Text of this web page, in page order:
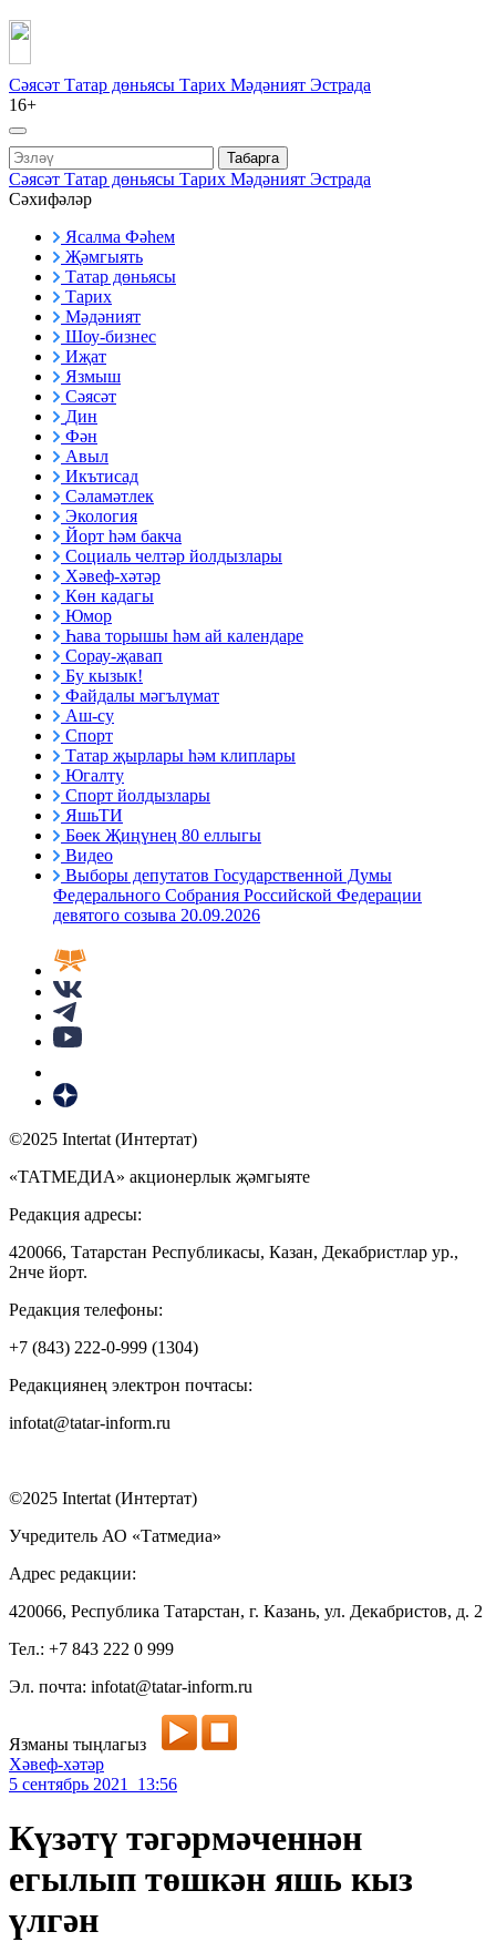
Сәясәт Татар дөньясы Тарих Мәдәният Эстрада
16+
Табарга
Сәясәт Татар дөньясы Тарих Мәдәният Эстрада
Сәхифәләр
Ясалма Фәһем
Җәмгыять
Татар дөньясы
Тарих
Мәдәният
Шоу-бизнес
Иҗат
Язмыш
Сәясәт
Дин
Фән
Авыл
Икътисад
Сәламәтлек
Экология
Йорт һәм бакча
Социаль челтәр йолдызлары
Хәвеф-хәтәр
Көн кадагы
Юмор
Һава торышы һәм ай календаре
Сорау-җавап
Бу кызык!
Файдалы мәгълүмат
Аш-су
Спорт
Татар җырлары һәм клиплары
Югалту
Спорт йолдызлары
ЯшьТИ
Бөек Җиңүнең 80 еллыгы
Видео
Выборы депутатов Государственной Думы
Федерального Собрания Российской Федерации
девятого созыва 20.09.2026
©2025 Intertat (Интертат)
«ТАТМЕДИА» акционерлык җәмгыяте
Редакция адресы:
420066, Татарстан Республикасы, Казан, Декабристлар ур.,
2нче йорт.
Редакция телефоны:
+7 (843) 222-0-999 (1304)
Редакциянең электрон почтасы:
infotat@tatar-inform.ru
©2025 Intertat (Интертат)
Учредитель АО «Татмедиа»
Адрес редакции:
420066, Республика Татарстан, г. Казань, ул. Декабристов, д. 2
Тел.: +7 843 222 0 999
Эл. почта: infotat@tatar-inform.ru
Язманы тыңлагыз
Хәвеф-хәтәр
5 сентябрь 2021 13:56
Күзәтү тәгәрмәченнән
егылып төшкән яшь кыз
үлгән